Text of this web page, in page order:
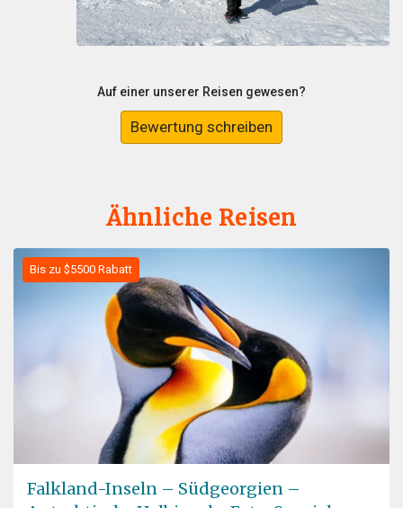
Auf einer unserer Reisen gewesen?
Bewertung schreiben
Ähnliche Reisen
Bis zu $5500 Rabatt
Falkland-Inseln – Südgeorgien –